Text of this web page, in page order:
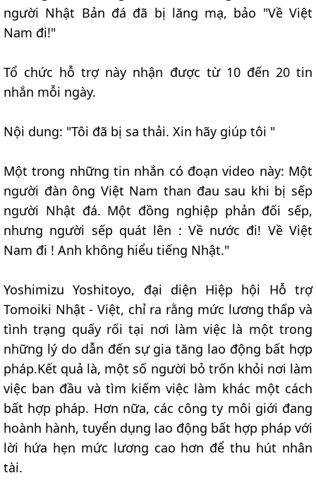
người Nhật Bản đá đã bị lăng mạ, bảo "Về Việt
Nam đi!"
Tổ chức hỗ trợ này nhận được từ 10 đến 20 tin
nhắn mỗi ngày.
Nội dung: "Tôi đã bị sa thải. Xin hãy giúp tôi "
Một trong những tin nhắn có đoạn video này: Một
người đàn ông Việt Nam than đau sau khi bị sếp
người Nhật đá. Một đồng nghiệp phản đối sếp,
nhưng người sếp quát lên : Về nước đi! Về Việt
Nam đi ! Anh không hiểu tiếng Nhật."
Yoshimizu Yoshitoyo, đại diện Hiệp hội Hỗ trợ
Tomoiki Nhật - Việt, chỉ ra rằng mức lương thấp và
tình trạng quấy rối tại nơi làm việc là một trong
những lý do dẫn đến sự gia tăng lao động bất hợp
pháp.Kết quả là, một số người bỏ trốn khỏi nơi làm
việc ban đầu và tìm kiếm việc làm khác một cách
bất hợp pháp. Hơn nữa, các công ty môi giới đang
hoành hành, tuyển dụng lao động bất hợp pháp với
lời hứa hẹn mức lương cao hơn để thu hút nhân
tài.